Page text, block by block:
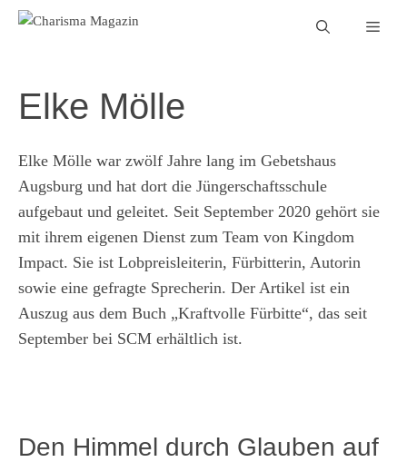
Zum
Elke Mölle
Elke Mölle war zwölf Jahre lang im Gebetshaus
Augsburg und hat dort die Jüngerschaftsschule
aufgebaut und geleitet. Seit September 2020 gehört sie
mit ihrem eigenen Dienst zum Team von Kingdom
Impact. Sie ist Lobpreisleiterin, Fürbitterin, Autorin
sowie eine gefragte Sprecherin. Der Artikel ist ein
Auszug aus dem Buch „Kraftvolle Fürbitte“, das seit
September bei SCM erhältlich ist.
Den Himmel durch Glauben auf